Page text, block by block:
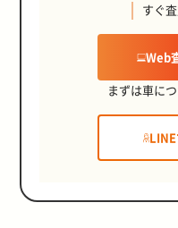
すぐ
Web
まずは車に